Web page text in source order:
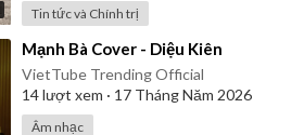
Tin tức và Chính trị
⁣Mạnh Bà Cover - Diệu Kiên
VietTube Trending Official
14lượt xem · 17 Tháng Năm 2026
Âm nhạc